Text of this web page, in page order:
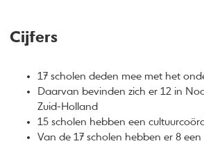
Cijfers
17 scholen deden mee met het
Daarvan bevinden zich er 12 in
Zuid-Holland
15 scholen hebben een
Van de 17 scholen hebben er 8